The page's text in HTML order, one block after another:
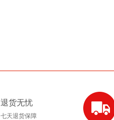
退货无忧
七天退货保障